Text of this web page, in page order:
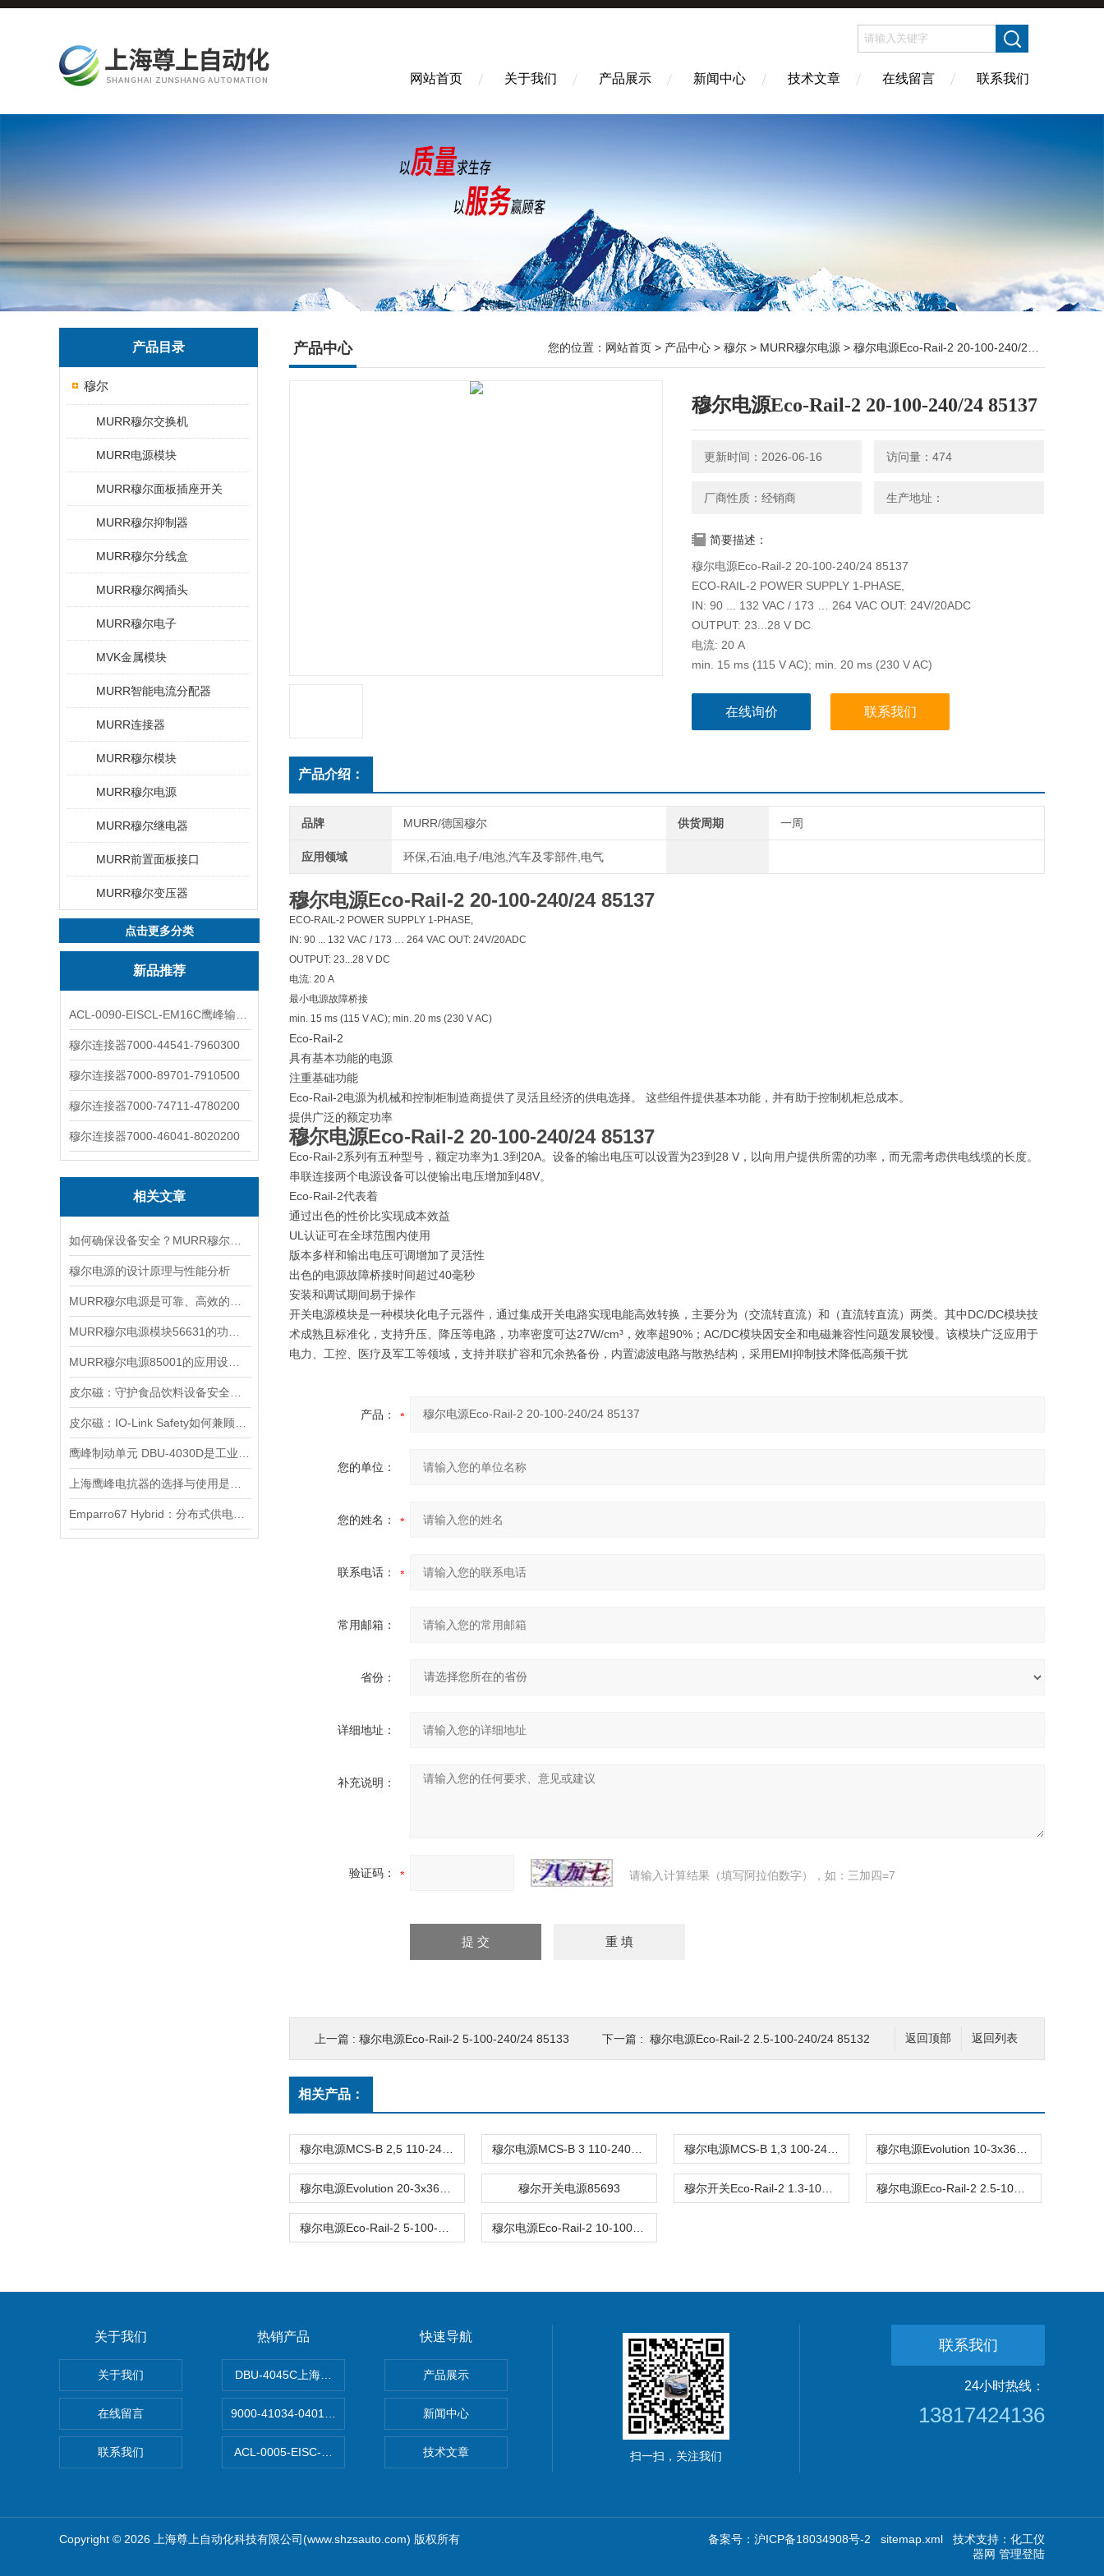
网站首页 关于我们 产品展示 新闻中心 技术文章 在线留言 联系我们
产品目录
穆尔
MURR穆尔交换机
MURR电源模块
MURR穆尔面板插座开关
MURR穆尔抑制器
MURR穆尔分线盒
MURR穆尔阀插头
MURR穆尔电子
MVK金属模块
MURR智能电流分配器
MURR连接器
MURR穆尔模块
MURR穆尔电源
MURR穆尔继电器
MURR前置面板接口
MURR穆尔变压器
点击更多分类
新品推荐
穆尔连接器7000-44541-7960300
穆尔连接器7000-89701-7910500
穆尔连接器7000-74711-4780200
穆尔连接器7000-46041-8020200
相关文章
穆尔电源的设计原理与性能分析
产品中心 您的位置： 网站首页 > 产品中心 > 穆尔 > MURR穆尔电源 > 穆尔电源Eco-Rail-2 20-100-240/24 85137
穆尔电源Eco-Rail-2 20-100-240/24 85137
更新时间：2026-06-16 访问量：474
厂商性质：经销商 生产地址：
简要描述：
穆尔电源Eco-Rail-2 20-100-240/24 85137
ECO-RAIL-2 POWER SUPPLY 1-PHASE,
IN: 90 ... 132 VAC / 173 … 264 VAC OUT: 24V/20ADC
OUTPUT: 23...28 V DC
电流: 20 A
min. 15 ms (115 V AC); min. 20 ms (230 V AC)
在线询价 联系我们
产品介绍：
品牌 MURR/德国穆尔 供货周期 一周
应用领域 环保,石油,电子/电池,汽车及零部件,电气
穆尔电源Eco-Rail-2 20-100-240/24 85137
ECO-RAIL-2 POWER SUPPLY 1-PHASE,
IN: 90 ... 132 VAC / 173 … 264 VAC OUT: 24V/20ADC
OUTPUT: 23...28 V DC
电流: 20 A
最小电源故障桥接
min. 15 ms (115 V AC); min. 20 ms (230 V AC)
Eco-Rail-2
具有基本功能的电源
注重基础功能
Eco-Rail-2电源为机械和控制柜制造商提供了灵活且经济的供电选择。 这些组件提供基本功能，并有助于控制机柜总成本。
提供广泛的额定功率
穆尔电源Eco-Rail-2 20-100-240/24 85137
Eco-Rail-2系列有五种型号，额定功率为1.3到20A。设备的输出电压可以设置为23到28 V，以向用户提供所需的功率，而无需考虑供电线缆的长度。
串联连接两个电源设备可以使输出电压增加到48V。
Eco-Rail-2代表着
通过出色的性价比实现成本效益
UL认证可在全球范围内使用
版本多样和输出电压可调增加了灵活性
出色的电源故障桥接时间超过40毫秒
安装和调试期间易于操作
开关电源模块是一种模块化电子元器件，通过集成开关电路实现电能高效转换，主要分为（交流转直流）和（直流转直流）两类。其中DC/DC模块技
术成熟且标准化，支持升压、降压等电路，功率密度可达27W/cm³，效率超90%；AC/DC模块因安全和电磁兼容性问题发展较慢。该模块广泛应用于
电力、工控、医疗及军工等领域，支持并联扩容和冗余热备份，内置滤波电路与散热结构，采用EMI抑制技术降低高频干扰
产品：
您的单位：
您的姓名：
联系电话：
常用邮箱：
省份：
详细地址：
补充说明：
验证码： 请输入计算结果（填写阿拉伯数字），如：三加四=7
返回列表
返回顶部
上一篇 : 穆尔电源Eco-Rail-2 5-100-240/24 85133 下一篇 : 穆尔电源Eco-Rail-2 2.5-100-240/24 85132
相关产品：
穆尔开关电源85693
关于我们
关于我们
在线留言
联系我们
热销产品
DBU-4045C上海鹰峰制动单元
9000-41034-0401000穆尔MICO4.4智能电流分配器
ACL-0005-EISC-E2M8C上海鹰峰电抗器
快速导航
产品展示
新闻中心
技术文章 扫一扫，关注我们
联系我们
24小时热线：
13817424136
Copyright © 2026 上海尊上自动化科技有限公司(www.shzsauto.com) 版权所有 备案号：沪ICP备18034908号-2 sitemap.xml 技术支持： 化工仪
器网 管理登陆